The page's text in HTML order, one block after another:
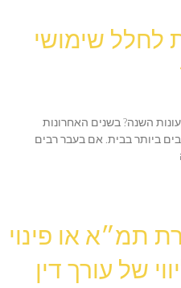
לחלל שימושי
השנה? בשנים האחרונות
ביותר בבית. אם בעבר רבים
תמ״א או פינוי
של עורך דין